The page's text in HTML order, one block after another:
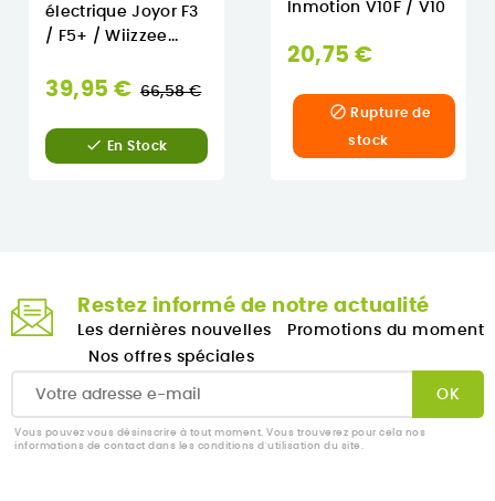
électrique Joyor F3
/ F5+ / Wiizzee...
39,95 € Prix
66,58 €
 En Stock
Inmotion V10F / V10
20,75 €
 Rupture de
stock
Restez informé de notre actualité
Les dernières nouvelles
Promotions du moment
Nos offres spéciales
Vous pouvez vous désinscrire à tout moment. Vous trouverez pour cela nos
informations de contact dans les conditions d'utilisation du site.